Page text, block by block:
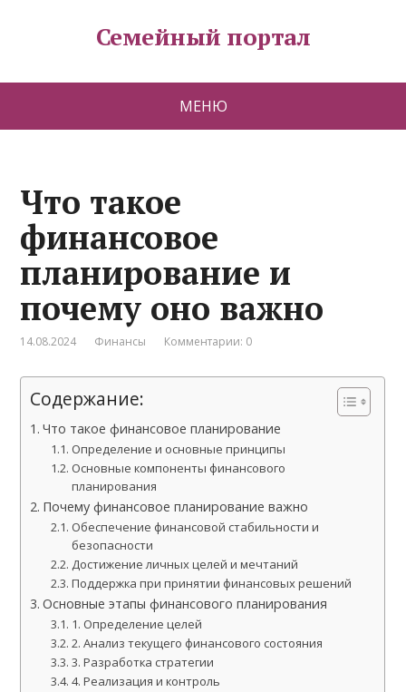
Семейный портал
МЕНЮ
Что такое
финансовое
планирование и
почему оно важно
14.08.2024 Финансы Комментарии: 0
Содержание:
Что такое финансовое планирование
Определение и основные принципы
Основные компоненты финансового
планирования
Почему финансовое планирование важно
Обеспечение финансовой стабильности и
безопасности
Достижение личных целей и мечтаний
Поддержка при принятии финансовых решений
Основные этапы финансового планирования
1. Определение целей
2. Анализ текущего финансового состояния
3. Разработка стратегии
4. Реализация и контроль